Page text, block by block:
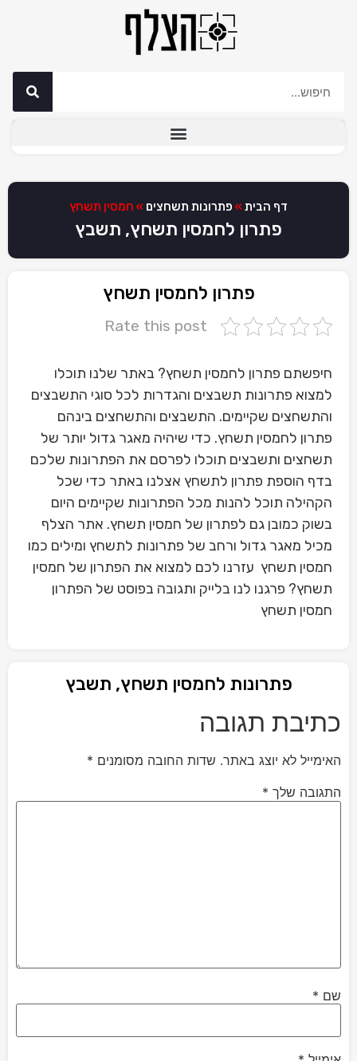
דף הבית » פתרונות תשחצים » חמסין תשחץ
פתרון לחמסין תשחץ, תשבץ
פתרון לחמסין תשחץ
Rate this post
חיפשתם פתרון לחמסין תשחץ? באתר שלנו תוכלו
למצוא פתרונות תשבצים והגדרות לכל סוגי התשבצים
והתשחצים שקיימים. התשבצים והתשחצים בינהם
פתרון לחמסין תשחץ. כדי שיהיה מאגר גדול יותר של
תשחצים ותשבצים תוכלו לפרסם את הפתרונות שלכם
בדף הוספת פתרון לתשחץ אצלנו באתר כדי שכל
הקהילה תוכל להנות מכל הפתרונות שקיימים היום
בשוק כמובן גם לפתרון של חמסין תשחץ. אתר הצלף
מכיל מאגר גדול ורחב של פתרונות לתשחץ ומילים כמו
חמסין תשחץ עזרנו לכם למצוא את הפתרון של חמסין
תשחץ? פרגנו לנו בלייק ותגובה בפוסט של הפתרון
חמסין תשחץ
פתרונות לחמסין תשחץ, תשבץ
כתיבת תגובה
האימייל לא יוצג באתר. שדות החובה מסומנים *
התגובה שלך *
שם *